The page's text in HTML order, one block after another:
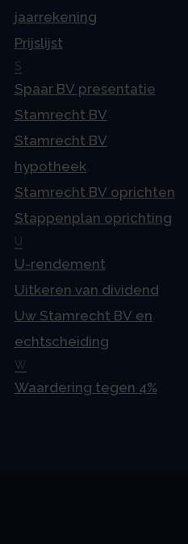
jaarrekening
Prijslijst
S
Spaar BV presentatie
Stamrecht BV
Stamrecht BV
hypotheek
Stamrecht BV oprichten
Stappenplan oprichting
U
U-rendement
Uitkeren van dividend
Uw Stamrecht BV en
echtscheiding
W
Waardering tegen 4%